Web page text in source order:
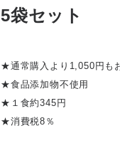
5袋セット
★通常購入より1,050円も
★食品添加物不使用
★１食約345円
★消費税8％